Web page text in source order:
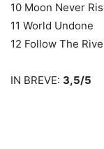
10 Moon Never
11 World Undone
12 Follow The
IN BREVE: 3,5/5